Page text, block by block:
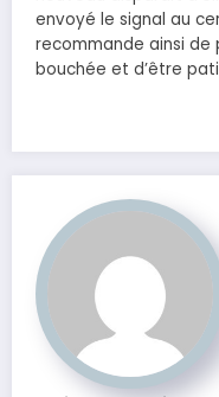
envoyé le signal au
recommande ainsi
bouchée et d’être